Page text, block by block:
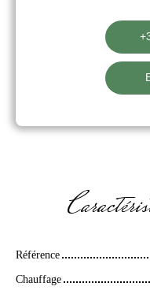
Référence
Chauffage